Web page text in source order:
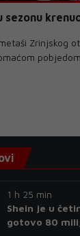
sezonu
Zrinjskog
pobjedom
1 h 25 min
Shein je u
gotovo 80